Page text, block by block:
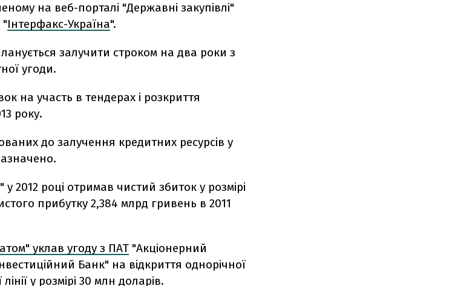
на веб-порталі "Державні закупівлі"
"Інтерфакс-Україна".
залучити строком на два роки з
угоди.
на участь в тендерах і розкриття
року.
до залучення кредитних ресурсів у
2012 році отримав чистий збиток у розмірі
прибутку 2,384 млрд гривень в 2011
уклав угоду з ПАТ "Акціонерний
Банк" на відкриття однорічної
у розмірі 30 млн доларів.